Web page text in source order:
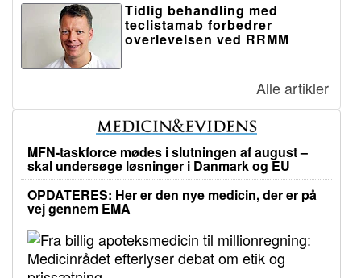
Tidlig behandling med
teclistamab forbedrer
overlevelsen ved RRMM
Alle artikler
MFN-taskforce mødes i slutningen af august –
skal undersøge løsninger i Danmark og EU
OPDATERES: Her er den nye medicin, der er på
vej gennem EMA